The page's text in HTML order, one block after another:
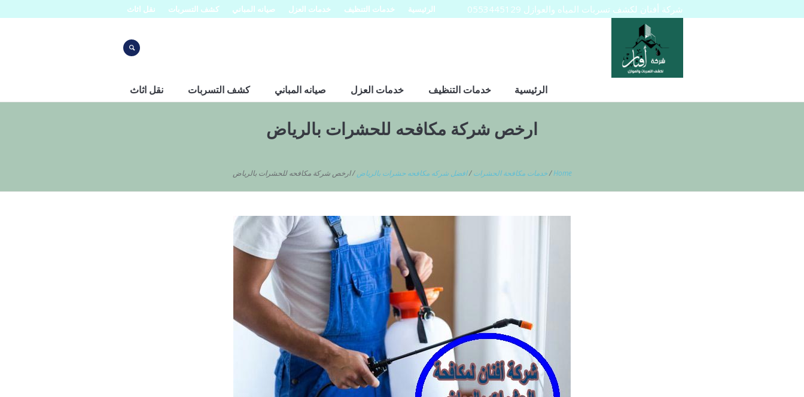
الرئيسية خدمات التنظيف خدمات العزل صيانه المباني كشف التسربات نقل اثاث شركة أفنان لكشف تسربات المياه والعوازل 0553445129
الرئيسية خدمات التنظيف خدمات العزل صيانه المباني كشف التسربات نقل اثاث
ارخص شركة مكافحه للحشرات بالرياض
Home
/خدمات مكافحة الحشرات /افضل شركه مكافحه حشرات بالرياض /ارخص شركة مكافحه للحشرات بالرياض